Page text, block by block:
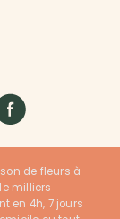
de fleurs à
milliers
en 4h, 7 jours